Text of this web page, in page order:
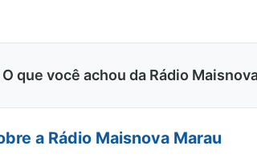
O que você achou da Rádio
a Rádio Maisnova Marau